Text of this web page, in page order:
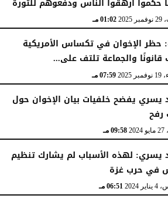
01:02 مـ
حظر الإخوان في تكساس الأمريكية
قانونًا والجماعة تلتف على...
07:59 مـ
يسري يفضح خلفيات بيان الإخوان حول
رفح
09:58 مـ
يسري: لهذه الأسباب لم يشارك تنظيم
في حرب غزة
2024 06:51 مـ